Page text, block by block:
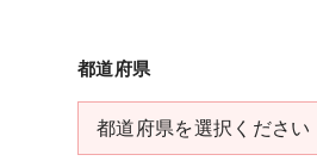
都道府県